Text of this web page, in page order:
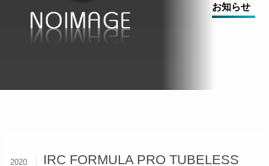
お知らせ
IRC FORMULA PRO TUBELESS
2020